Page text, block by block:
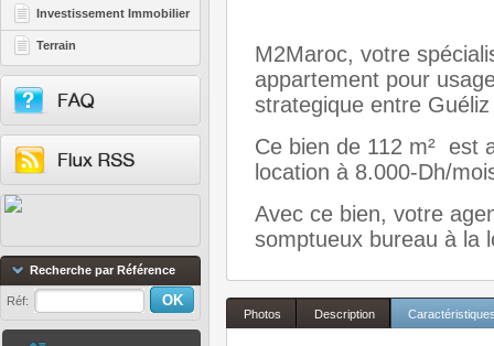
Investissement Immobilier
Terrain
Recherche par Référence
Réf:
M2Maroc, votre
appartement pour
strategique entre
Ce bien de 112 m² est
location à 8.000-Dh/
Avec ce bien, votre
somptueux bureau à la
Photos Description